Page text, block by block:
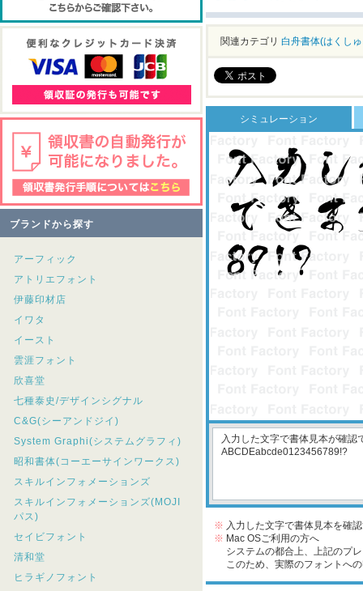
ブランドから探す
アーフィック
アトリエフォント
伊藤印材店
イワタ
イースト
雲涯フォント
欣喜堂
七種泰史/デザインシグナル
C&G(シーアンドジイ)
System Graphi(システムグラフィ)
昭和書体(コーエーサインワークス)
スキルインフォメーションズ
スキルインフォメーションズ(MOJI
パス)
セイビフォント
清和堂
ヒラギノフォント
関連カテゴリ 白舟書体(はくし
シミュレーション
※ 入力した文字で書体見本を確
※ Mac OSご利用の方へ
システムの都合上、上記のプ
このため、実際のフォントへの